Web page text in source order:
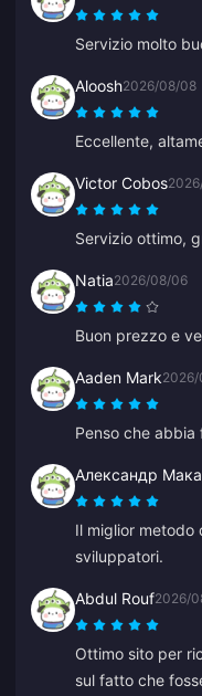
Servizio molto
Aloosh2026/08/08
Eccellente,
Victor Cobos
Servizio ottimo,
Natia2026/08/06
Buon prezzo e
Aaden Mark
Penso che abbia
Александр
Il miglior metodo
sviluppatori.
Abdul Rouf2026/
Ottimo sito per
sul fatto che